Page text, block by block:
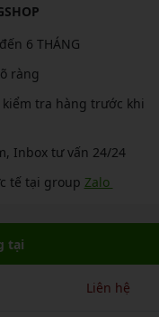
6 THÁNG
ràng
tra hàng trước khi
Inbox tư vấn 24/24
tế tại group Zalo
tại
Liên hệ